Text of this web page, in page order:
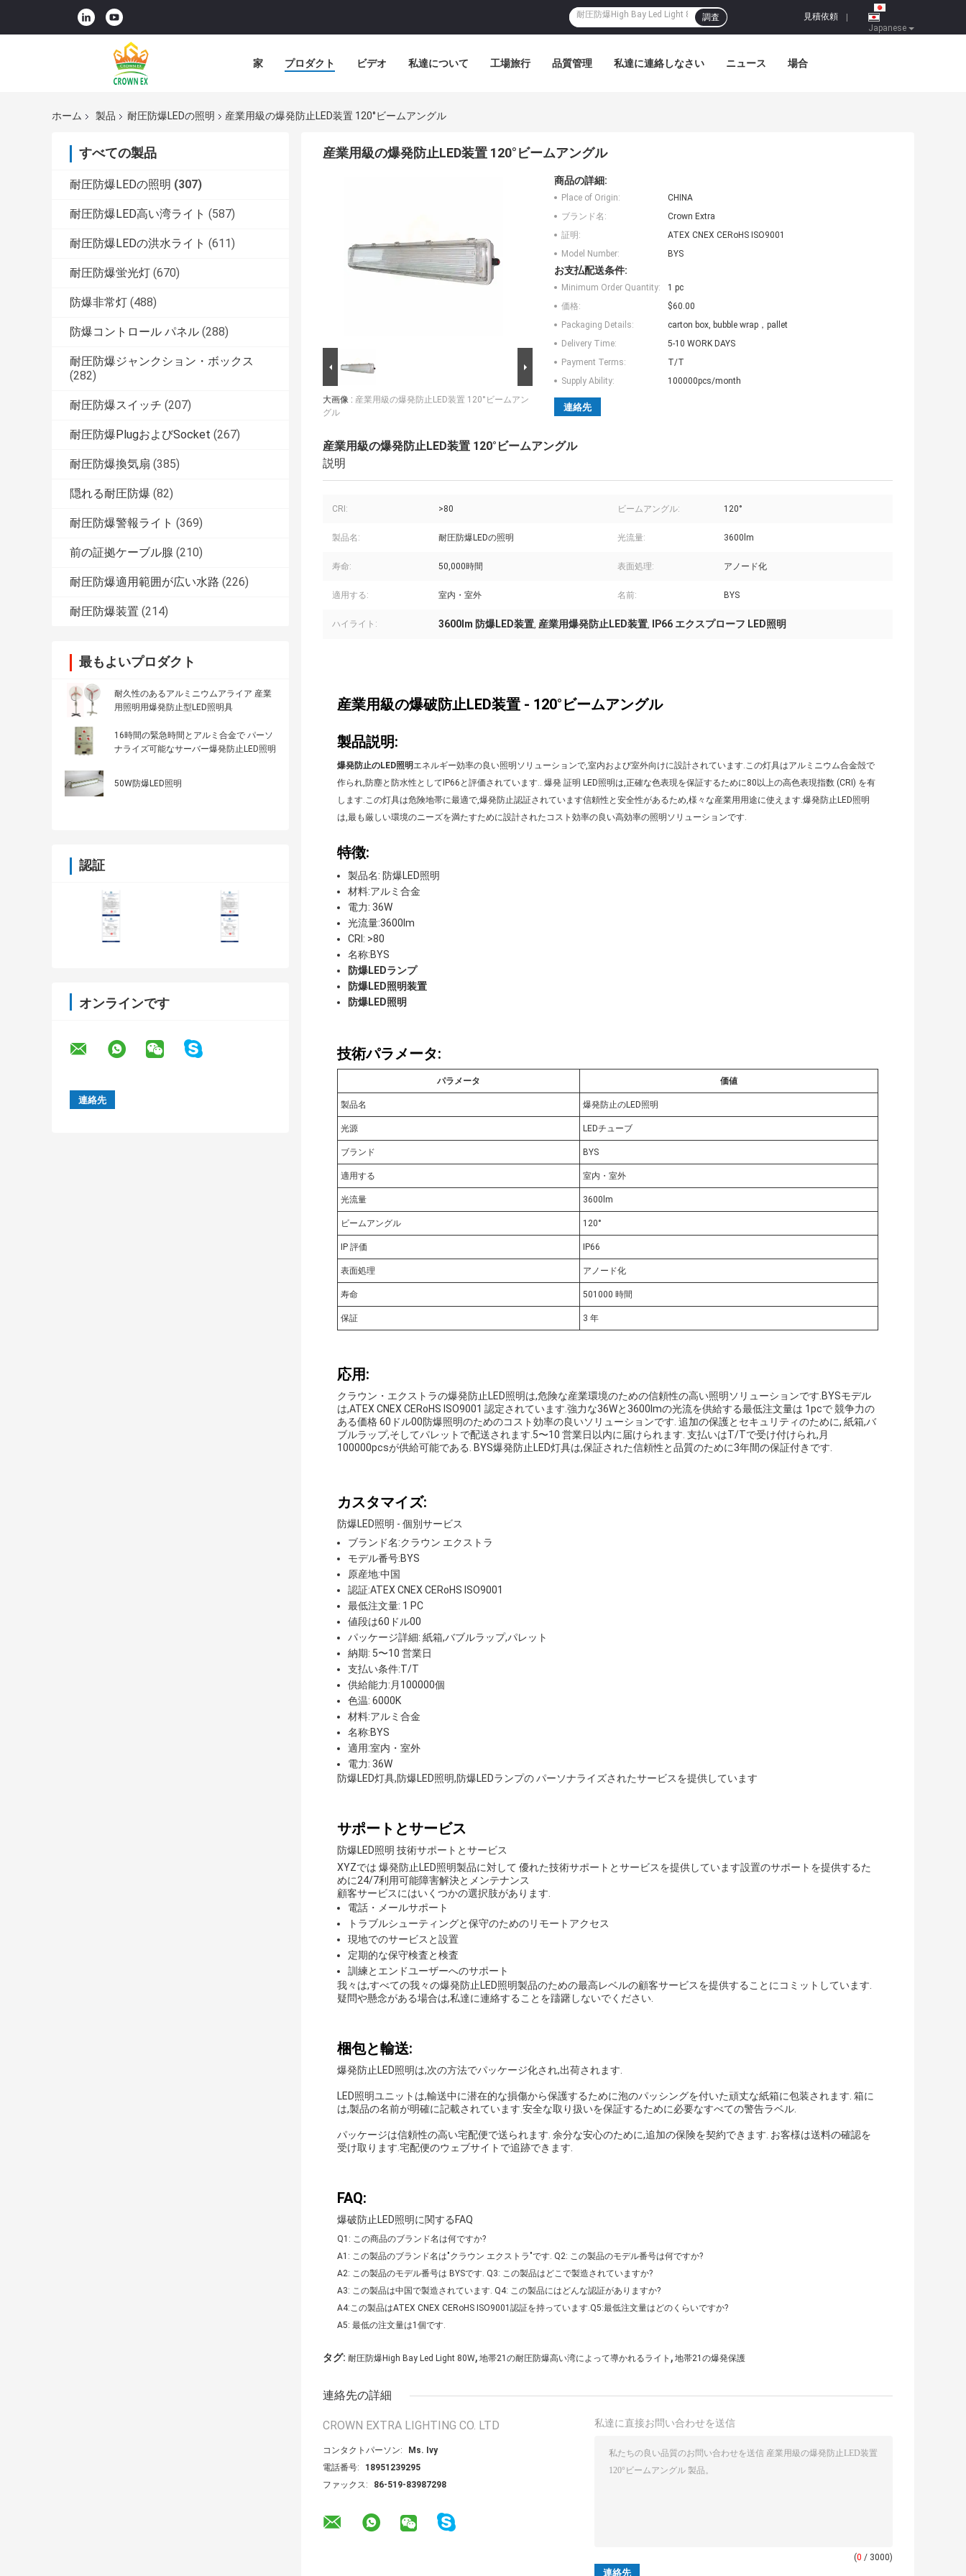
Japanese
見積依頼
調査
家 プロダクト ビデオ 私達について 工場旅行 品質管理 私達に連絡しなさい ニュース 場合
ホーム 製品 耐圧防爆LEDの照明 産業用級の爆発防止LED装置 120°ビームアングル
すべての製品
耐圧防爆LEDの照明 (307)
耐圧防爆LED高い湾ライト (587)
耐圧防爆LEDの洪水ライト (611)
耐圧防爆蛍光灯 (670)
防爆非常灯 (488)
防爆コントロール パネル (288)
耐圧防爆ジャンクション・ボックス
(282)
耐圧防爆スイッチ (207)
耐圧防爆PlugおよびSocket (267)
耐圧防爆換気扇 (385)
隠れる耐圧防爆 (82)
耐圧防爆警報ライト (369)
前の証拠ケーブル腺 (210)
耐圧防爆適用範囲が広い水路 (226)
耐圧防爆装置 (214)
最もよいプロダクト
耐久性のあるアルミニウムアライア 産業
用照明用爆発防止型LED照明具
16時間の緊急時間とアルミ合金で パーソ
ナライズ可能なサーバー爆発防止LED照明
50W防爆LED照明
認証
オンラインです
産業用級の爆発防止LED装置 120°ビームアングル
大画像 : 産業用級の爆発防止LED装置 120°ビームアン
グル
商品の詳細:
Place of Origin:
CHINA
ブランド名:
Crown Extra
証明:
ATEX CNEX CERoHS ISO9001
Model Number:
BYS
お支払配送条件:
Minimum Order Quantity:
1 pc
価格:
$60.00
Packaging Details:
carton box, bubble wrap，pallet
Delivery Time:
5-10 WORK DAYS
Payment Terms:
T/T
Supply Ability:
100000pcs/month
連絡先
産業用級の爆発防止LED装置 120°ビームアングル
説明
CRI: >80 ビームアングル: 120°
製品名: 耐圧防爆LEDの照明 光流量: 3600lm
寿命: 50,000時間 表面処理: アノード化
適用する: 室内・室外 名前: BYS
ハイライト: 3600lm 防爆LED装置, 産業用爆発防止LED装置, IP66 エクスプローフ LED照明
産業用級の爆破防止LED装置 - 120°ビームアングル
製品説明:
爆発防止のLED照明 エネルギー効率の良い照明ソリューションで,室内および室外向けに設計されています.この灯具はアルミニウム合金殻で
作られ,防塵と防水性としてIP66と評価されています.. 爆発 証明 LED照明は,正確な色表現を保証するために80以上の高色表現指数 (CRI) を有
します.この灯具は危険地帯に最適で,爆発防止認証されています信頼性と安全性があるため,様々な産業用用途に使えます.爆発防止LED照明
は,最も厳しい環境のニーズを満たすために設計されたコスト効率の良い高効率の照明ソリューションです.
特徴:
製品名: 防爆LED照明
材料:アルミ合金
電力: 36W
光流量:3600lm
CRI: >80
名称:BYS
防爆LEDランプ
防爆LED照明装置
防爆LED照明
技術パラメータ:
パラメータ 価値
製品名 爆発防止のLED照明
光源 LEDチューブ
ブランド BYS
適用する 室内・室外
光流量 3600lm
ビームアングル 120°
IP 評価 IP66
表面処理 アノード化
寿命 501000 時間
保証 3 年
応用:
クラウン・エクストラの爆発防止LED照明は,危険な産業環境のための信頼性の高い照明ソリューションです.BYSモデル
は,ATEX CNEX CERoHS ISO9001 認定されています.強力な36Wと3600lmの光流を供給する最低注文量は 1pcで 競争力の
ある価格 60ドル00防爆照明のためのコスト効率の良いソリューションです. 追加の保護とセキュリティのために, 紙箱,バ
ブルラップ,そしてパレットで配送されます.5〜10 営業日以内に届けられます. 支払いはT/Tで受け付けられ,月
100000pcsが供給可能である. BYS爆発防止LED灯具は,保証された信頼性と品質のために3年間の保証付きです.
カスタマイズ:
防爆LED照明 - 個別サービス
ブランド名:クラウン エクストラ
モデル番号:BYS
原産地:中国
認証:ATEX CNEX CERoHS ISO9001
最低注文量: 1 PC
値段は60ドル00
パッケージ詳細: 紙箱,バブルラップ,パレット
納期: 5〜10 営業日
支払い条件:T/T
供給能力:月100000個
色温: 6000K
材料:アルミ合金
名称:BYS
適用:室内・室外
電力: 36W
防爆LED灯具,防爆LED照明,防爆LEDランプの パーソナライズされたサービスを提供しています
サポートとサービス
防爆LED照明 技術サポートとサービス
XYZでは 爆発防止LED照明製品に対して 優れた技術サポートとサービスを提供しています設置のサポートを提供するた
めに24/7利用可能障害解決とメンテナンス
顧客サービスにはいくつかの選択肢があります.
電話・メールサポート
トラブルシューティングと保守のためのリモートアクセス
現地でのサービスと設置
定期的な保守検査と検査
訓練とエンドユーザーへのサポート
我々は,すべての我々の爆発防止LED照明製品のための最高レベルの顧客サービスを提供することにコミットしています.
疑問や懸念がある場合は,私達に連絡することを躊躇しないでください.
梱包と輸送:
爆発防止LED照明は,次の方法でパッケージ化され,出荷されます.
LED照明ユニットは,輸送中に潜在的な損傷から保護するために泡のパッシングを付いた頑丈な紙箱に包装されます. 箱に
は,製品の名前が明確に記載されています.安全な取り扱いを保証するために必要なすべての警告ラベル.
パッケージは信頼性の高い宅配便で送られます. 余分な安心のために,追加の保険を契約できます. お客様は送料の確認を
受け取ります.宅配便のウェブサイトで追跡できます.
FAQ:
爆破防止LED照明に関するFAQ
Q1: この商品のブランド名は何ですか?
A1: この製品のブランド名は"クラウン エクストラ"です. Q2: この製品のモデル番号は何ですか?
A2: この製品のモデル番号は BYSです. Q3: この製品はどこで製造されていますか?
A3: この製品は中国で製造されています. Q4: この製品にはどんな認証がありますか?
A4:この製品はATEX CNEX CERoHS ISO9001認証を持っています.Q5:最低注文量はどのくらいですか?
A5: 最低の注文量は1個です.
タグ: 耐圧防爆High Bay Led Light 80W, 地帯21の耐圧防爆高い湾によって導かれるライト , 地帯21の爆発保護
連絡先の詳細
CROWN EXTRA LIGHTING CO. LTD
コンタクトパーソン:
Ms. Ivy
電話番号:
18951239295
ファックス:
86-519-83987298
私達に直接お問い合わせを送信
(0 / 3000)